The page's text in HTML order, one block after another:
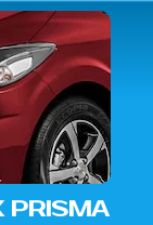
PRISMA